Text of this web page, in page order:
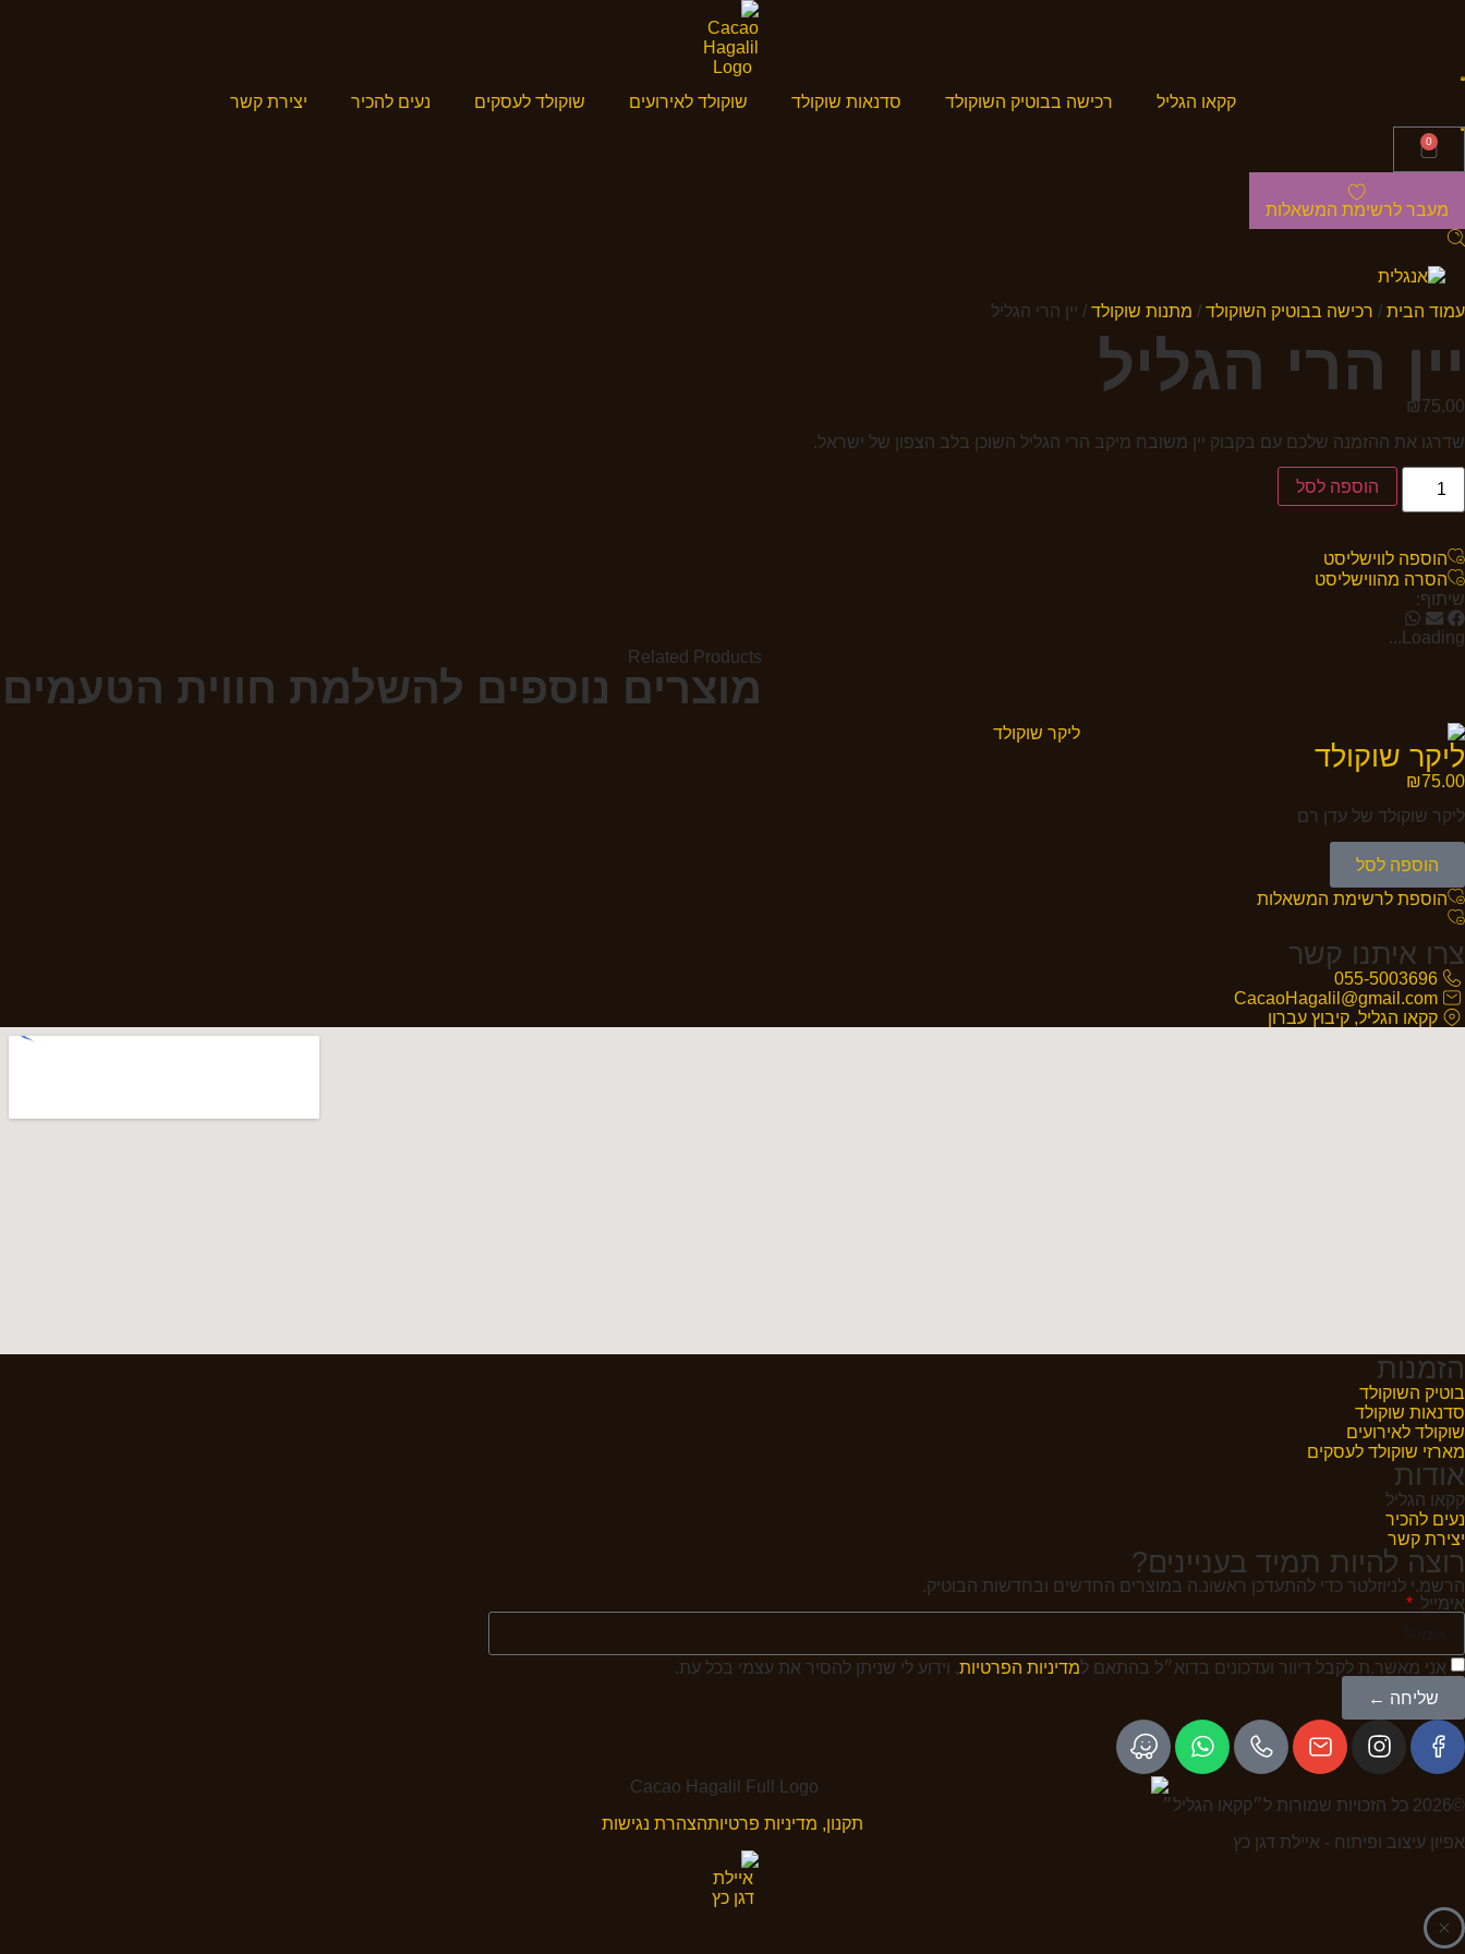
קקאו הגליל רכישה בבוטיק השוקולד סדנאות שוקולד שוקולד לאירועים שוקולד לעסקים נעים להכיר יצירת קשר
0
מעבר לרשימת המשאלות
עמוד הבית / רכישה בבוטיק השוקולד / מתנות שוקולד / יין הרי הגליל
יין הרי הגליל
₪75.00
שדרגו את ההזמנה שלכם עם בקבוק יין משובח מיקב הרי הגליל השוכן בלב הצפון של ישראל.
הוספה לסל
הוספה לווישליסט
הסרה מהווישליסט
שיתוף:
Loading...
Related Products
מוצרים נוספים להשלמת חווית הטעמים
ליקר שוקולד
₪75.00
ליקר שוקולד של עדן רם
הוספה לסל
הוספת לרשימת המשאלות
צרו איתנו קשר
055-5003696
CacaoHagalil@gmail.com
קקאו הגליל, קיבוץ עברון
הזמנות
בוטיק השוקולד
סדנאות שוקולד
שוקולד לאירועים
מארזי שוקולד לעסקים
אודות
קקאו הגליל
נעים להכיר
יצירת קשר
רוצה להיות תמיד בעניינים?
הרשמ.י לניוזלטר כדי להתעדכן ראשונ.ה במוצרים החדשים ובחדשות הבוטיק.
אימייל
אני מאשר.ת לקבל דיוור ועדכונים בדוא״ל בהתאם למדיניות הפרטיות, וידוע לי שניתן להסיר את עצמי בכל עת.
שליחה ←
©2026 כל הזכויות שמורות ל״קקאו הגליל״
תקנון, מדיניות פרטיותהצהרת נגישות
אפיון עיצוב ופיתוח - איילת דגן כץ